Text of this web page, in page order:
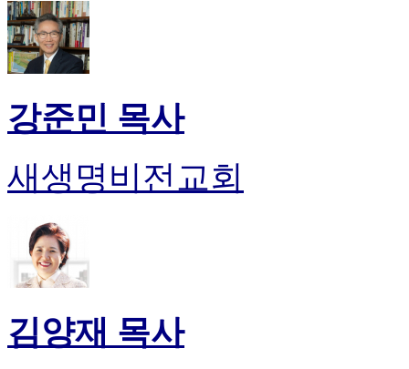
강준민 목사
새생명비전교회
김양재 목사